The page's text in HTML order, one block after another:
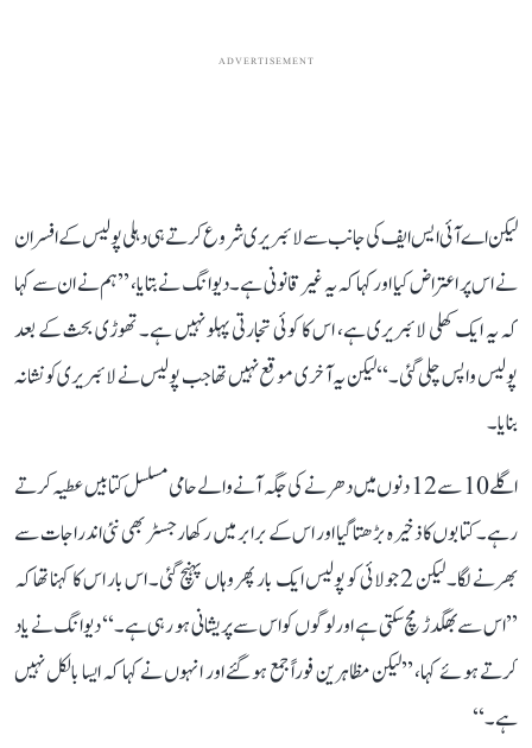
ADVERTISEMENT
لیکن اے آئی ایس ایف کی جانب سے لائبریری شروع کرتے ہی دہلی پولیس کے افسران
نے اس پر اعتراض کیا اور کہا کہ یہ غیر قانونی ہے۔ دیوانگ نے بتایا، ’’ہم نے ان سے کہا
کہ یہ ایک کھلی لائبریری ہے، اس کا کوئی تجارتی پہلو نہیں ہے۔ تھوڑی بحث کے بعد
پولیس واپس چلی گئی۔‘‘ لیکن یہ آخری موقع نہیں تھا جب پولیس نے لائبریری کو نشانہ
بنایا۔
اگلے 10 سے 12 دنوں میں دھرنے کی جگہ آنے والے حامی مسلسل کتابیں عطیہ کرتے
رہے۔ کتابوں کا ذخیرہ بڑھتا گیا اور اس کے برابر میں رکھا رجسٹر بھی نئی اندراجات سے
بھرنے لگا۔ لیکن 2 جولائی کو پولیس ایک بار پھر وہاں پہنچ گئی۔ اس بار اس کا کہنا تھا کہ
’’اس سے بھگدڑ مچ سکتی ہے اور لوگوں کو اس سے پریشانی ہو رہی ہے۔‘‘ دیوانگ نے یاد
کرتے ہوئے کہا، ’’لیکن مظاہرین فوراً جمع ہو گئے اور انہوں نے کہا کہ ایسا بالکل نہیں
ہے۔‘‘